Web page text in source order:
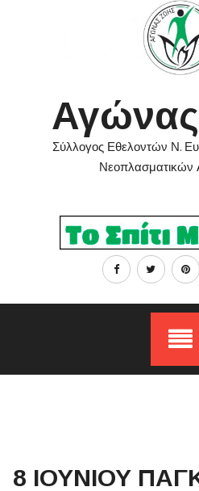
Σύλλογος Εθελοντών Ν.
Νεοπλασματικών
8 ΙΟΥΝΙΟΥ